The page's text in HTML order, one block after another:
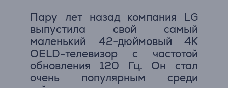
Пару лет назад компания LG
выпустила свой самый
маленький 42-дюймовый 4K
OELD-телевизор с частотой
обновления 120 Гц. Он стал
очень популярным среди